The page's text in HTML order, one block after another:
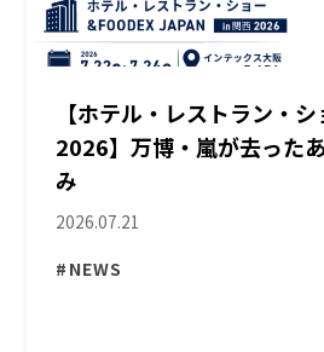
【ホテル・レストラン・
2026】万博・嵐が去った
み
2026.07.21
#NEWS